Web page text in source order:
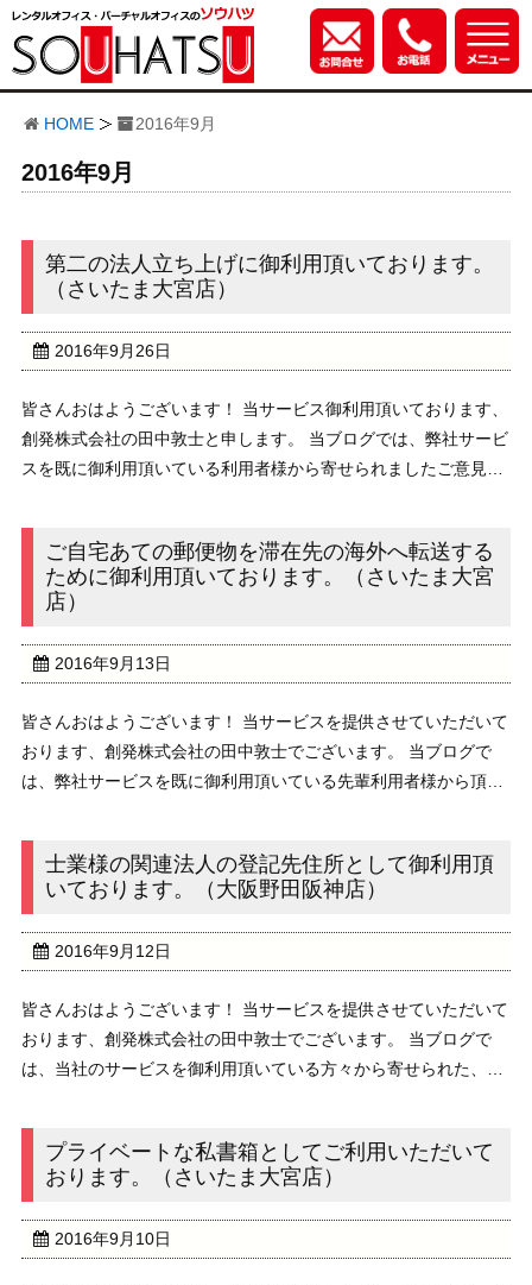
HOME 2016年9月
2016年9月
第二の法人立ち上げに御利用頂いております。
（さいたま大宮店）
2016年9月26日
皆さんおはようございます！ 当サービス御利用頂いております、
創発株式会社の田中敦士と申します。 当ブログでは、弊社サービ
スを既に御利用頂いている利用者様から寄せられましたご意見・
ご自宅あての郵便物を滞在先の海外へ転送する
ために御利用頂いております。（さいたま大宮
店）
2016年9月13日
皆さんおはようございます！ 当サービスを提供させていただいて
おります、創発株式会社の田中敦士でございます。 当ブログで
は、弊社サービスを既に御利用頂いている先輩利用者様から頂戴
/////////////////////// ...
士業様の関連法人の登記先住所として御利用頂
いております。（大阪野田阪神店）
2016年9月12日
皆さんおはようございます！ 当サービスを提供させていただいて
おります、創発株式会社の田中敦士でございます。 当ブログで
は、当社のサービスを御利用頂いている方々から寄せられた、ご
...
プライベートな私書箱としてご利用いただいて
おります。（さいたま大宮店）
2016年9月10日